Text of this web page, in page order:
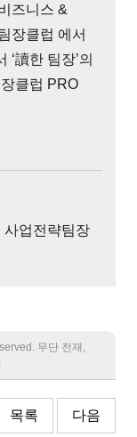
즈니스 &
장클럽 에서
讀한 팀장’의
클럽 PRO
사업전략팀장
무단 전재,
목록 다음